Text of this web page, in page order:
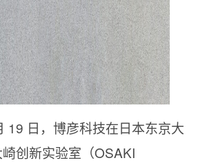
19 日，博彦科技在日本东京大
创新实验室（OSAKI